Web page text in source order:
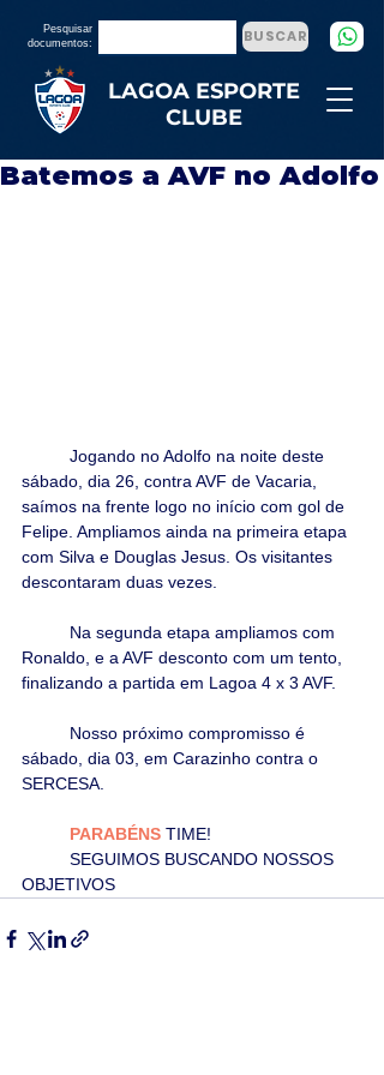
LAGOA ESPORTE
CLUBE
Pesquisar
documentos:
BUSCAR
Batemos a AVF no Adolfo
sábado, dia 26, contra AVF de Vacaria,
saímos na frente logo no início com gol de
Felipe. Ampliamos ainda na primeira etapa
com Silva e Douglas Jesus. Os visitantes
descontaram duas vezes.
Ronaldo, e a AVF desconto com um tento,
finalizando a partida em Lagoa 4 x 3 AVF.
sábado, dia 03, em Carazinho contra o
SERCESA.
PARABÉNS TIME!
OBJETIVOS